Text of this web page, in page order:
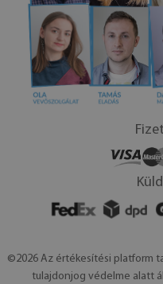
©2026 Az értékesítési platform
tulajdonjog védelme alatt